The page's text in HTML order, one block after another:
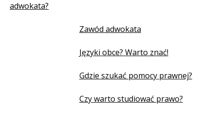
adwokata?
Zawód adwokata
Języki obce? Warto znać!
Gdzie szukać pomocy prawnej?
Czy warto studiować prawo?